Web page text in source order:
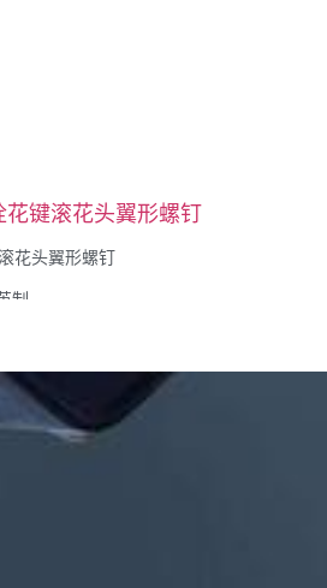
键滚花头翼形螺钉
花头翼形螺钉
制
封头、扁平封头、椭圆封头、圆形封
捆绑封头、OEM 封头